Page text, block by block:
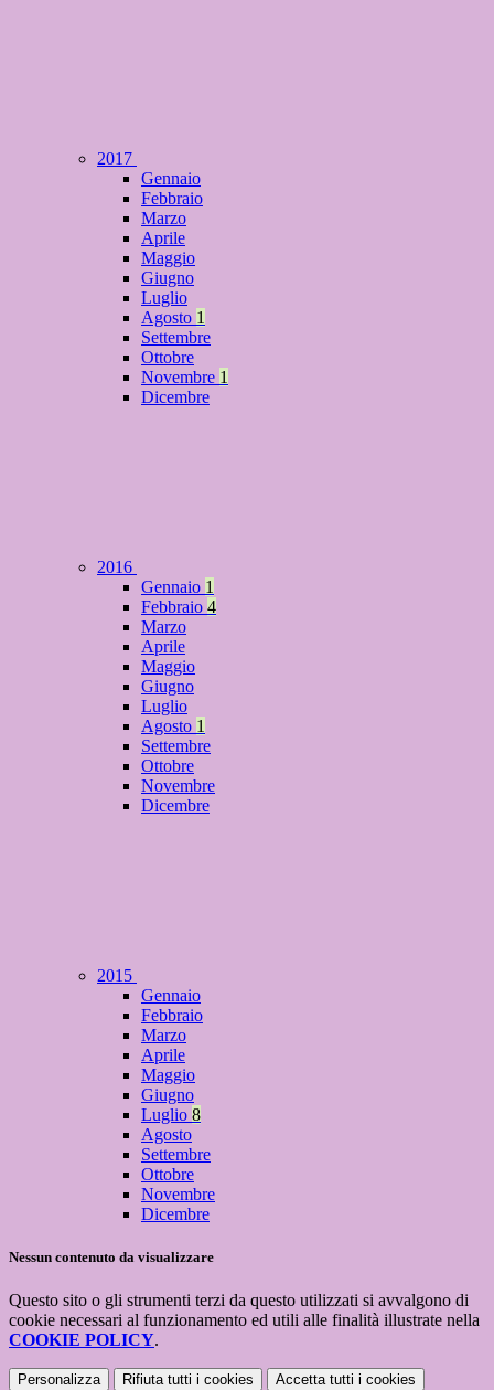
2017
Gennaio
Febbraio
Marzo
Aprile
Maggio
Giugno
Luglio
Agosto 1
Settembre
Ottobre
Novembre 1
Dicembre
2016
Gennaio 1
Febbraio 4
Marzo
Aprile
Maggio
Giugno
Luglio
Agosto 1
Settembre
Ottobre
Novembre
Dicembre
2015
Gennaio
Febbraio
Marzo
Aprile
Maggio
Giugno
Luglio 8
Agosto
Settembre
Ottobre
Novembre
Dicembre
Nessun contenuto da visualizzare
Questo sito o gli strumenti terzi da questo utilizzati si avvalgono di
cookie necessari al funzionamento ed utili alle finalità illustrate nella
COOKIE POLICY.
Personalizza Rifiuta tutti i cookies Accetta tutti i cookies